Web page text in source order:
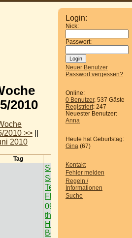
Login:
Nick:
Passwort:
Neuer Benutzer
Passwort vergessen?
Online:
0 Benutzer, 537 Gäste
Registriert: 247
Neuester Benutzer:
Anna
Heute hat Geburtstag:
Gina (67)
Kontakt
Fehler melden
Regeln /
Informationen
Suche
2010
2010 >>
2010
Tag
Sonnwendfeier
Schatzi ist großen
Teil Opfer der
Flammen.
09:00
the-City 2010 @
Heumarkt >W < 3
Bez